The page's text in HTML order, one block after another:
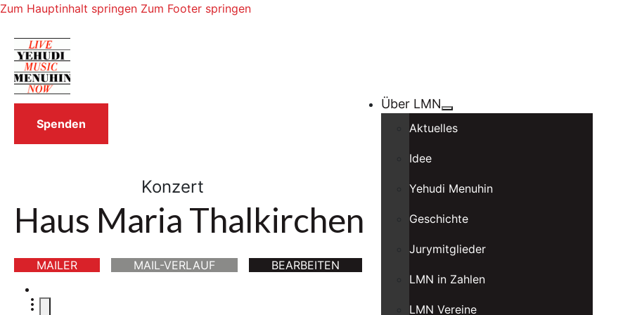
Zum Hauptinhalt springen Zum Footer springen
Über LMN
Aktuelles
Idee
Yehudi Menuhin
Geschichte
Jurymitglieder
LMN in Zahlen
LMN Vereine
Spenden
Konzert
Haus Maria Thalkirchen
MAILER MAIL-VERLAUF BEARBEITEN